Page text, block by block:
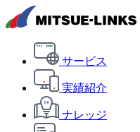
サービス
実績紹介
ナレッジ